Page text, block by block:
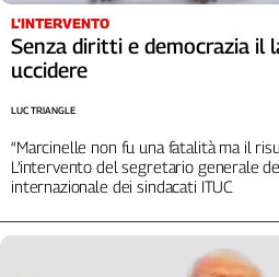
L'INTERVENTO
Senza diritti e democrazia il
uccidere
“Marcinelle non fu una fatalità ma il
L’intervento del segretario generale
internazionale dei sindacati ITUC
LUC TRIANGLE